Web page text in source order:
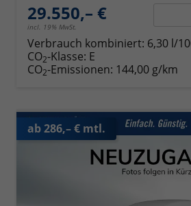
29.550,– €
incl. 19% MwSt.
Verbrauch kombiniert: 6,30 l/
CO2-Klasse: E
CO2-Emissionen: 144,00 g/km
ab 286,– € mtl.